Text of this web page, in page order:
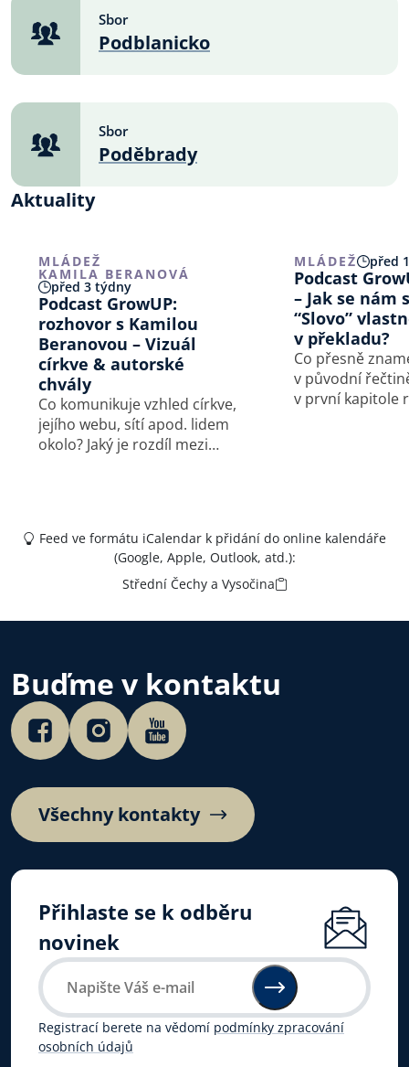
Sbor
Podblanicko
Sbor
Poděbrady
Aktuality
MLÁDEŽ
KAMILA BERANOVÁ
před 3 týdny
Podcast GrowUP:
rozhovor s Kamilou
Beranovou – Vizuál
církve & autorské
chvály
Co komunikuje vzhled církve,
jejího webu, sítí apod. lidem
okolo? Jaký je rozdíl mezi
české autorské chvály?
Poslechněte si…
MLÁDEŽ před
Podcast
– Jak se nám
“Slovo”
v překladu?
Co přesně
v původní
v první kapitole
Feed ve formátu iCalendar k přidání do online kalendáře
(Google, Apple, Outlook, atd.):
Střední Čechy a Vysočina
Buďme v kontaktu
Všechny kontakty
Přihlaste se k odběru
novinek
Registrací berete na vědomí podmínky zpracování
osobních údajů